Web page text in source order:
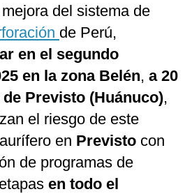
del sistema de
de Perú,
en el segundo
en la zona Belén, a 20
Previsto (Huánuco),
el riesgo de este
en Previsto con
de programas de
en todo el